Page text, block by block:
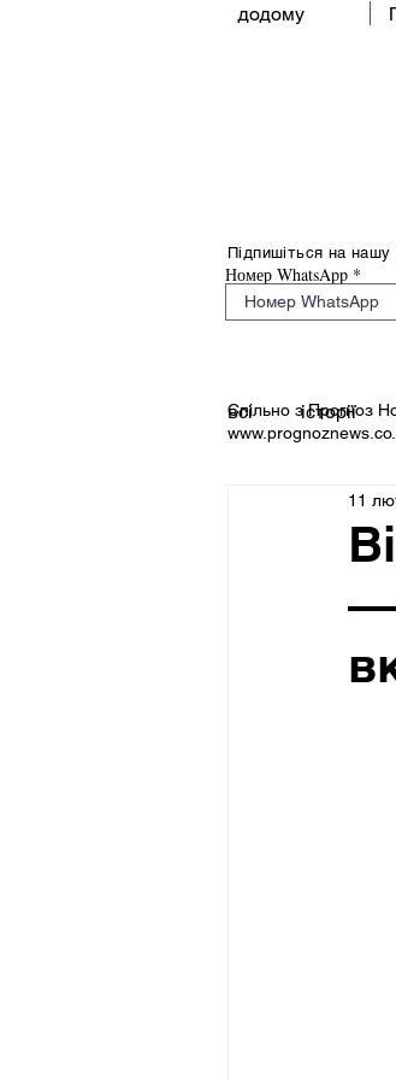
додому
Підпишіться на нашу
Номер WhatsApp
Спільно з Прогноз
всі історії
—
11